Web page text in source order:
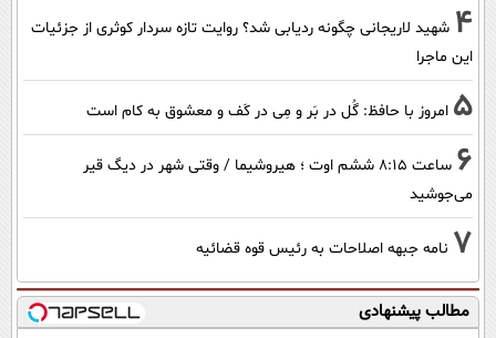
4 شهید لاریجانی چگونه ردیابی شد؟ روایت تازه سردار کوثری از جزئیات
این ماجرا
5 امروز با حافظ: گُل در بَر و مِی در کَف و معشوق به کام است
6
ساعت ۸:۱۵ ششم اوت ؛ هیروشیما / وقتی شهر در دیگ قیر
می‌جوشید
7 نامه جبهه اصلاحات به رئیس قوه قضائیه
مطالب پیشنهادی